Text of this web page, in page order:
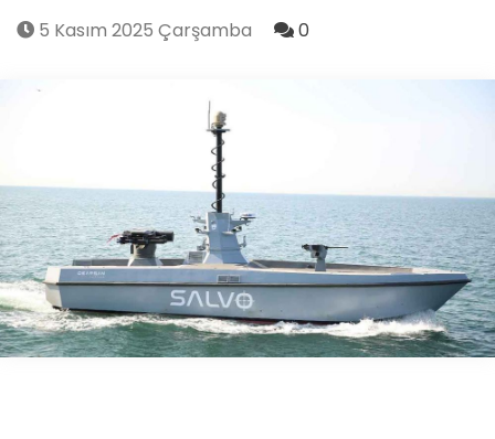
5 Kasım 2025 Çarşamba 0